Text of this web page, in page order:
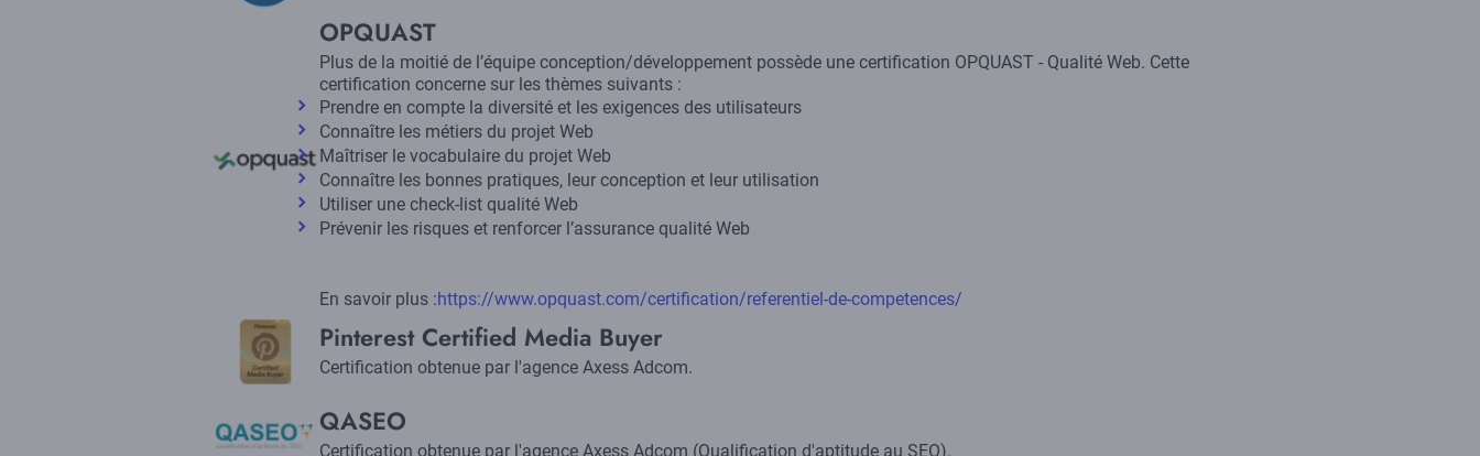
Logo
Title
OPQUAST
Description
Plus de la moitié de l’équipe conception/développement possède une certification OPQUAST - Qualité Web. Cette
certification concerne sur les thèmes suivants :
Prendre en compte la diversité et les exigences des utilisateurs
Connaître les métiers du projet Web
Maîtriser le vocabulaire du projet Web
Connaître les bonnes pratiques, leur conception et leur utilisation
Utiliser une check-list qualité Web
Prévenir les risques et renforcer l’assurance qualité Web
En savoir plus :Lien
https://www.opquast.com/certification/referentiel-de-competences/
Logo
Title
Pinterest Certified Media Buyer
Description
Certification obtenue par l'agence Axess Adcom.
Title
QASEO
Description
Certification obtenue par l'agence Axess Adcom (Qualification d'aptitude au SEO).